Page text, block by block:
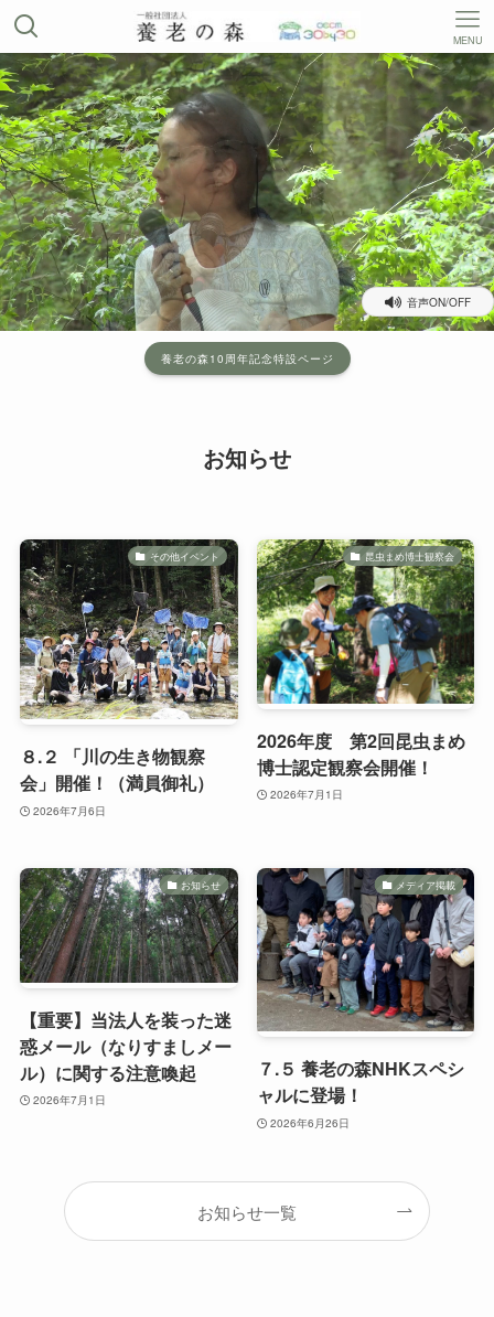
MENU
音声ON/OFF
養老の森10周年記念特設ページ
お知らせ
その他イベント
８.２ 「川の生き物観察
会」開催！（満員御礼）
2026年7月6日
昆虫まめ博士観察会
2026年度 第2回昆虫まめ
博士認定観察会開催！
2026年7月1日
お知らせ
【重要】当法人を装った迷
惑メール（なりすましメー
ル）に関する注意喚起
2026年7月1日
メディア掲載
７.５ 養老の森NHKスペシ
ャルに登場！
2026年6月26日
お知らせ一覧